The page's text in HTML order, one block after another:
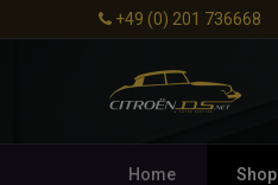
+49 (0) 201 736668
Home Shop